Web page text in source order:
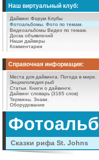
Наш виртуальный клуб:
Дайвинг Форум Клубы
Фотоальбомы. Фото по темам.
Видеоальбомы Видео по темам.
Доска объявлений
Наши дайверы
Комментарии
Справочная информация:
Места для дайвинга.
Погода в мире.
Энциклопедия рыб
Статьи.
Книги о дайвинге.
Дайвинг словарь (3165 слов)
Термины. Знаки.
Оборудование
Сказки рифа St. Johns